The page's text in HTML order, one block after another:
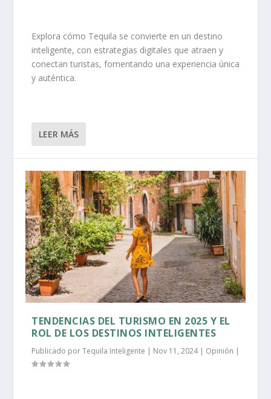
Explora cómo Tequila se convierte en un destino
inteligente, con estrategias digitales que atraen y
conectan turistas, fomentando una experiencia única
y auténtica.
LEER MÁS
TENDENCIAS DEL TURISMO EN 2025 Y EL
ROL DE LOS DESTINOS INTELIGENTES
Publicado porTequila Inteligente | Nov 11, 2024| Opinión |